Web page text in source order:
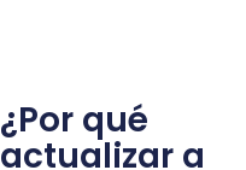
¿Por qué
actualizar a